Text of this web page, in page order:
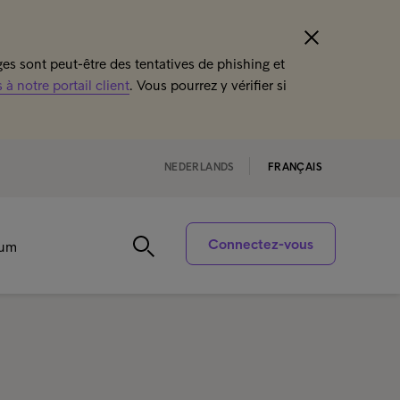
sont peut-être des tentatives de phishing et
à notre portail client. Vous pourrez y vérifier si
NEDERLANDS FRANÇAIS
Connectez-vous